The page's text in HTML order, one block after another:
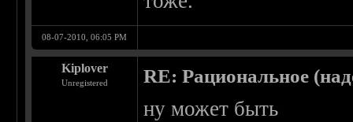
08-07-2010, 06:05 PM
Kiplover
Unregistered RE: Рациональное
ну может быть